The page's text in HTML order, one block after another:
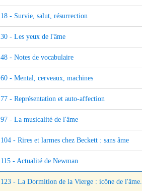
18 - Survie, salut, résurrection
30 - Les yeux de l'âme
48 - Notes de vocabulaire
60 - Mental, cerveaux, machines
77 - Représentation et auto-affection
97 - La musicalité de l'âme
104 - Rires et larmes chez Beckett : sans âme
115 - Actualité de Newman
123 - La Dormition de la Vierge : icône de l'âme.